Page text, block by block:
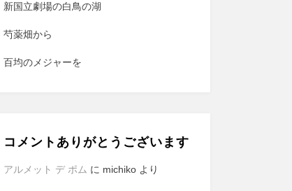
新国立劇場の白鳥の湖
芍薬畑から
百均のメジャーを
コメントありがとうございます
アルメット デ ポム に michikoより